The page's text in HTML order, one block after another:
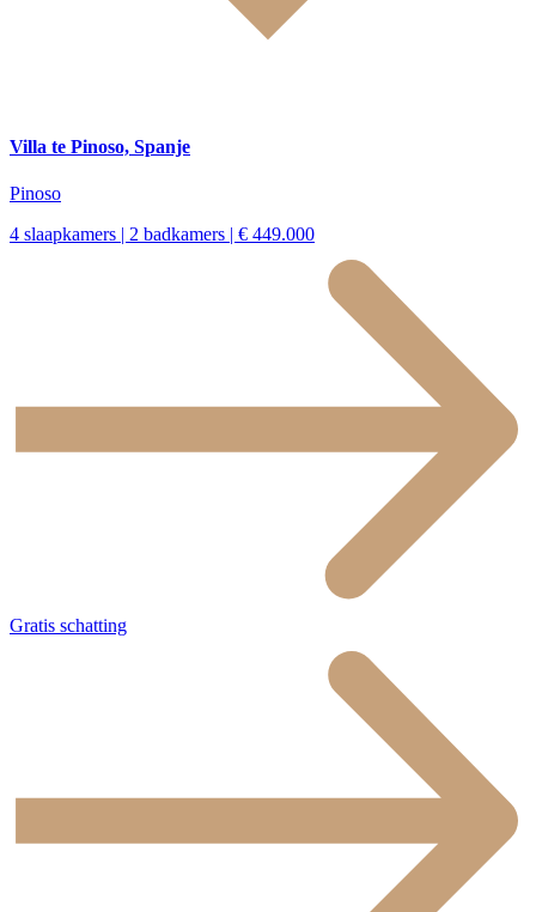
Villa te Pinoso, Spanje
Pinoso
4 slaapkamers | 2 badkamers | € 449.000
Gratis schatting